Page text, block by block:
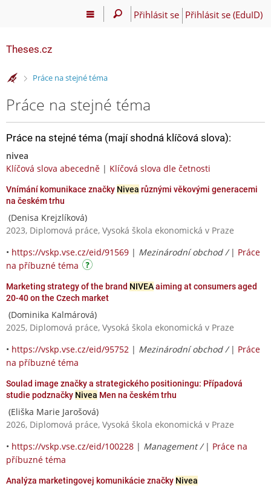
Přihlásit se Přihlásit se (EduID)
Theses.cz
>Práce na stejné téma
Práce na stejné téma
Práce na stejné téma (mají shodná klíčová slova):
nivea
Klíčová slova abecedně | Klíčová slova dle četnosti
Vnímání komunikace značky Nivea různými věkovými generacemi
na českém trhu
(Denisa Krejzlíková)
2023, Diplomová práce, Vysoká škola ekonomická v Praze
• https://vskp.vse.cz/eid/91569 | Mezinárodní obchod / | Práce
na příbuzné téma
Marketing strategy of the brand NIVEAaiming at consumers aged
20-40 on the Czech market
(Dominika Kalmárová)
2025, Diplomová práce, Vysoká škola ekonomická v Praze
• https://vskp.vse.cz/eid/95752 | Mezinárodní obchod / | Práce
na příbuzné téma
Soulad image značky a strategického positioningu: Případová
studie podznačky Nivea Men na českém trhu
(Eliška Marie Jarošová)
2026, Diplomová práce, Vysoká škola ekonomická v Praze
• https://vskp.vse.cz/eid/100228 | Management / | Práce na
příbuzné téma
Analýza marketingovej komunikácie značky Nivea